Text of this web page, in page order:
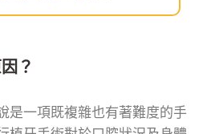
？
是一項既複雜也有著難度的手